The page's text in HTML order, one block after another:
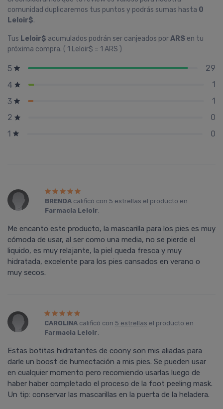
comunidad duplicaremos tus puntos y podrás sumas hasta 0
Leloir$.
Tus Leloir$ acumulados podrán ser canjeados porARS en tu
próxima compra. ( 1 Leloir$ = 1 ARS )
5
29
4
1
3
1
2
0
1
0
BRENDAcalificó con 5 estrellas el producto en
Farmacia Leloir.
Me encanto este producto, la mascarilla para los pies es muy
cómoda de usar, al ser como una media, no se pierde el
liquido, es muy relajante, la piel queda fresca y muy
hidratada, excelente para los pies cansados en verano o
muy secos.
CAROLINAcalificó con 5 estrellas el producto en
Farmacia Leloir.
Estas botitas hidratantes de coony son mis aliadas para
darle un boost de humectación a mis pies. Se pueden usar
en cualquier momento pero recomiendo usarlas luego de
haber haber completado el proceso de la foot peeling mask.
Un tip: conservar las mascarillas en la puerta de la heladera.